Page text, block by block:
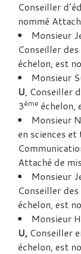
Conseiller
nommé
Monsieur
Conseiller
échelon, est
Monsieur
U, Conseiller
3ème échelon,
Monsieur
en sciences
Attaché de
Monsieur
Conseiller
échelon, est
Monsieur
U, Conseiller
échelon, est